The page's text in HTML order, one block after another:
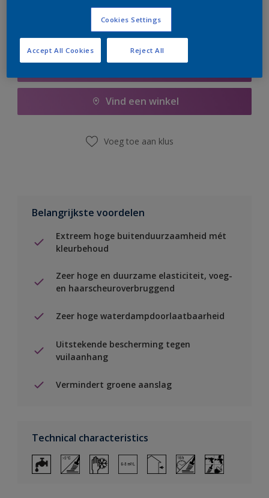
Vind een winkel
Voeg toe aan klus
Belangrijkste voordelen
Extreem hoge buitenduurzaamheid mét
kleurbehoud
Zeer hoge en duurzame elasticiteit, voeg-
en haarscheuroverbruggend
Zeer hoge waterdampdoorlaatbaarheid
Uitstekende bescherming tegen
vuilaanhang
Vermindert groene aanslag
Technical characteristics
Cookies Settings
Reject All
Accept All Cookies